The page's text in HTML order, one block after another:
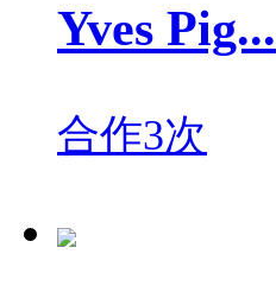
Yves Pig...
合作3次